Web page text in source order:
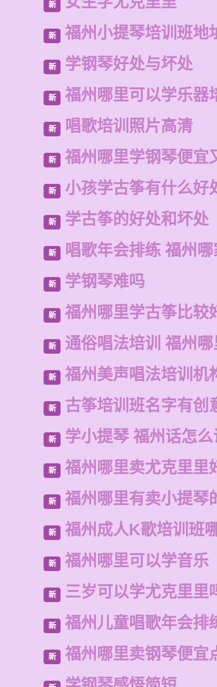
新
新 福州小提琴培训班地
新 学钢琴好处与坏处
新 福州哪里可以学乐器
新 唱歌培训照片高清
新 福州哪里学钢琴便宜
新 小孩学古筝有什么好
新 学古筝的好处和坏处
新 唱歌年会排练 福州
新 学钢琴难吗
新 福州哪里学古筝比较
新 通俗唱法培训 福州
新 福州美声唱法培训机
新 古筝培训班名字有创
新 学小提琴 福州话怎
新 福州哪里卖尤克里里
新 福州哪里有卖小提琴
新 福州成人K歌培训班
新 福州哪里可以学音乐
新 三岁可以学尤克里里
新 福州儿童唱歌年会排
新 福州哪里卖钢琴便宜